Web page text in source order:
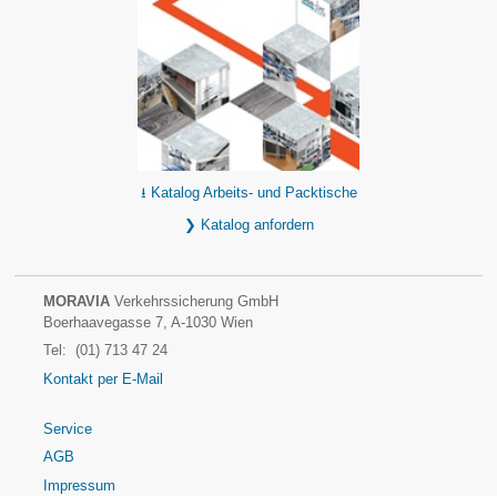
⭳ Katalog Arbeits- und Packtische
❯ Katalog anfordern
MORAVIA Verkehrssicherung GmbH
Boerhaavegasse 7, A-1030 Wien
Tel: (01) 713 47 24
Kontakt per E-Mail
Service
AGB
Impressum